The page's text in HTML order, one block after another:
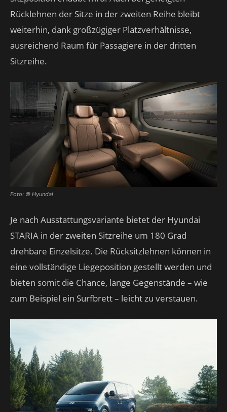
Rücklehnen der Sitze in der zweiten Reihe bleibt
weiterhin, dank großzügiger Platzverhältnisse,
ausreichend Raum für Passagiere in der dritten
Sitzreihe.
Foto: © Hyundai
Je nach Ausstattungsvariante bietet der Hyundai
STARIA in der zweiten Sitzreihe um 180 Grad
drehbare Einzelsitze. Die Rücksitzlehnen können in
eine vollständige Liegeposition gestellt werden und
bieten somit die Chance, lange Gegenstände – wie
zum Beispiel ein Surfbrett – leicht zu verstauen.